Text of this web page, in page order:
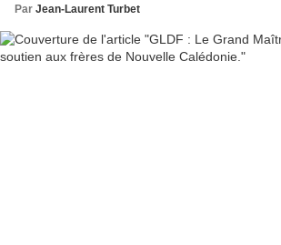
Par Jean-Laurent Turbet